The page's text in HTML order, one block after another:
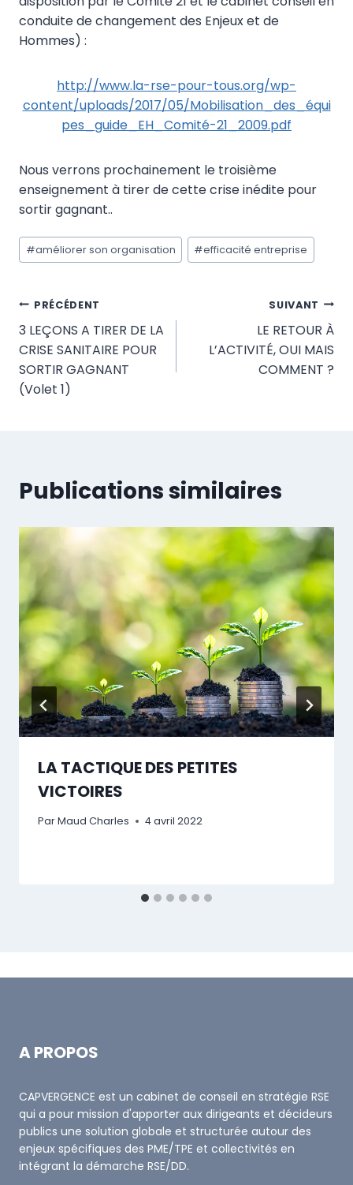
conduite de changement des Enjeux et de
Hommes) :
http://www.la-rse-pour-tous.org/wp-
content/uploads/2017/05/Mobilisation_des_équi
pes_guide_EH_Comité-21_2009.pdf
Nous verrons prochainement le troisième
enseignement à tirer de cette crise inédite pour
sortir gagnant..
Étiquettes
de
publication :
#améliorer son organisation #efficacité entreprise
Navigation
de
l’article
PRÉCÉDENT
3 LEÇONS A TIRER DE LA
CRISE SANITAIRE POUR
SORTIR GAGNANT
(Volet 1)
SUIVANT
LE RETOUR À
L’ACTIVITÉ, OUI MAIS
COMMENT ?
Publications similaires
LA TACTIQUE DES PETITES
VICTOIRES
ParMaud Charles 4 avril 2022
A PROPOS
CAPVERGENCE est un cabinet de conseil en stratégie RSE
qui a pour mission d'apporter aux dirigeants et décideurs
publics une solution globale et structurée autour des
enjeux spécifiques des PME/TPE et collectivités en
intégrant la démarche RSE/DD.